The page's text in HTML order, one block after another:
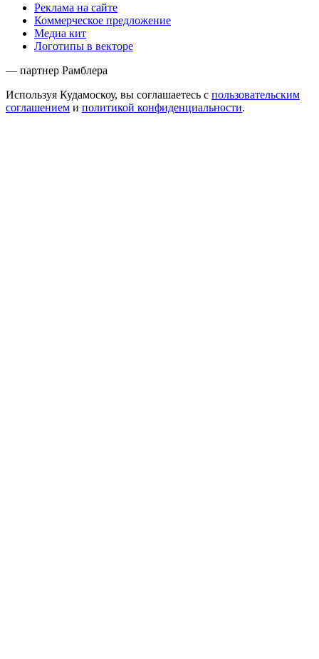
Реклама на сайте
Коммерческое предложение
Медиа кит
Логотипы в векторе
— партнер Рамблера
Используя Кудамоскоу, вы соглашаетесь с пользовательским
соглашением и политикой конфиденциальности.